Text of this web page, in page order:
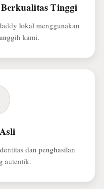
Tinggi
lokal menggunakan
kami.
dan penghasilan
autentik.